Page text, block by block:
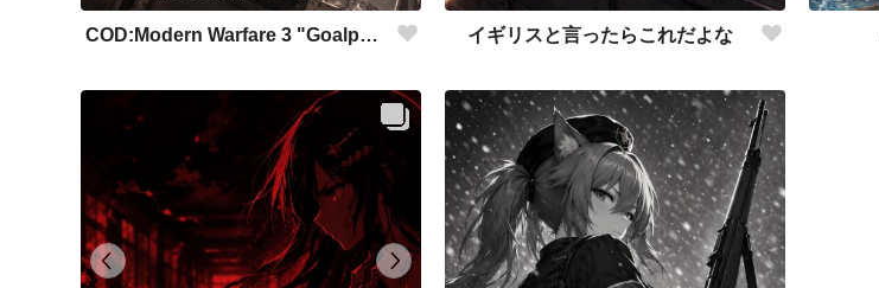
COD:Modern Warfare 3 "Goalpost" イギリスと言ったらこれだよな